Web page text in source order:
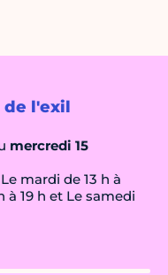
de l'exil
mercredi 15
mardi de 13 h à
à 19 h et Le samedi